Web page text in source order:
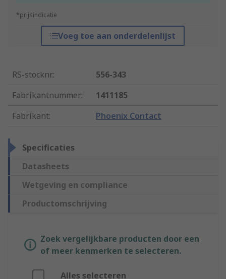
*prijsindicatie
Voeg toe aan onderdelenlijst
RS-stocknr.:
556-343
Fabrikantnummer:
1411185
Fabrikant: Phoenix Contact
Specificaties
Datasheets
Wetgeving en compliance
Productomschrijving
Zoek vergelijkbare producten door een
of meer kenmerken te selecteren.
Alles selecteren